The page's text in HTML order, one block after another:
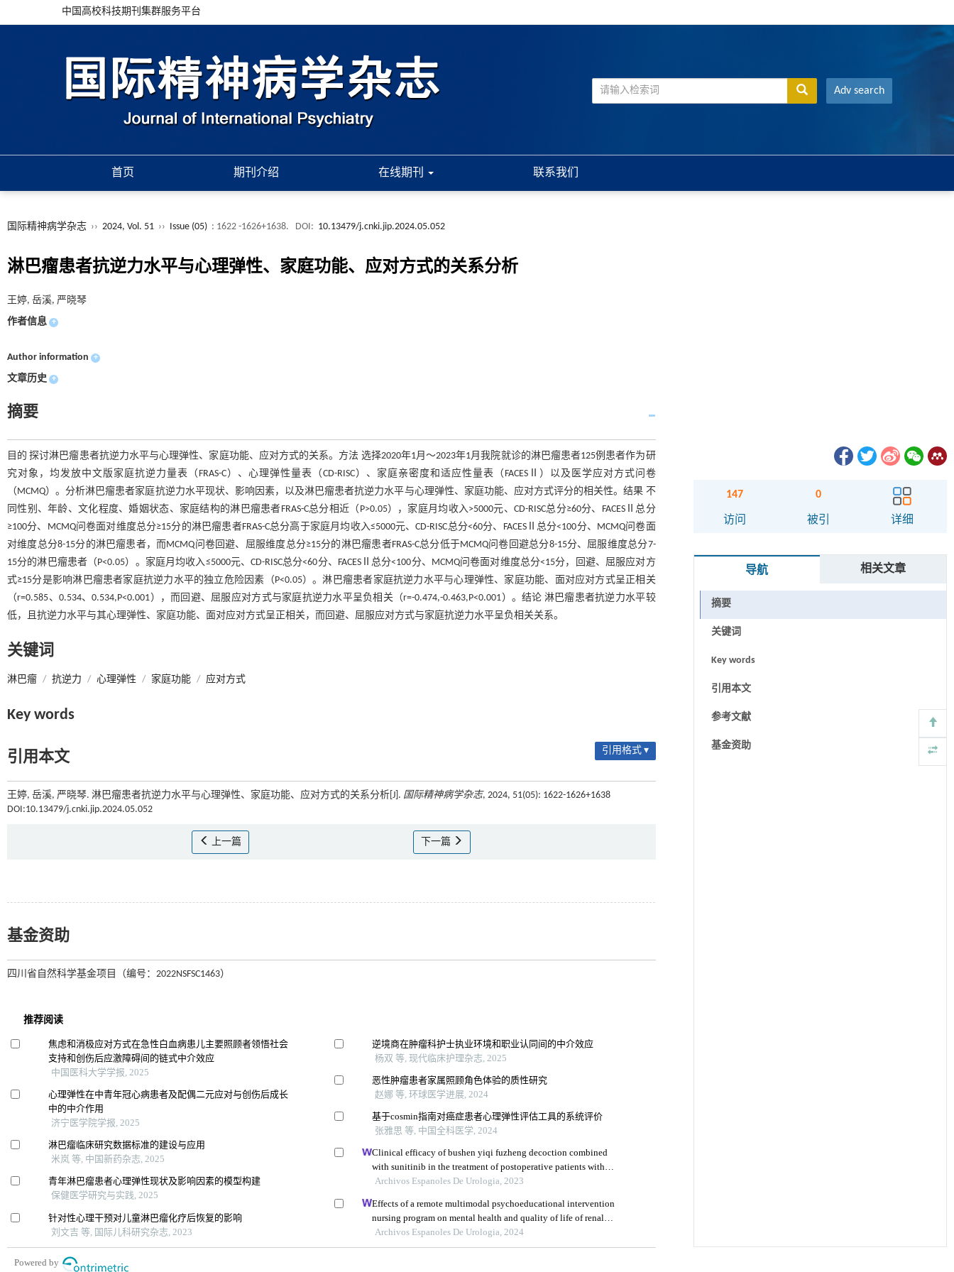
中国高校科技期刊集群服务平台
Adv search
首页 期刊介绍 在线期刊 联系我们
国际精神病学杂志 ›› 2024, Vol. 51 ›› Issue (05) : 1622 -1626+1638. DOI: 10.13479/j.cnki.jip.2024.05.052
淋巴瘤患者抗逆力水平与心理弹性、家庭功能、应对方式的关系分析
王婷, 岳溪, 严晓琴
作者信息 +
Author information +
文章历史 +
摘要
目的 探讨淋巴瘤患者抗逆力水平与心理弹性、家庭功能、应对方式的关系。方法 选择2020年1月～2023年1月我院就诊的淋巴瘤患者125例患者作为研
究对象，均发放中文版家庭抗逆力量表（FRAS-C）、心理弹性量表（CD-RISC）、家庭亲密度和适应性量表（FACESⅡ）以及医学应对方式问卷
（MCMQ）。分析淋巴瘤患者家庭抗逆力水平现状、影响因素，以及淋巴瘤患者抗逆力水平与心理弹性、家庭功能、应对方式评分的相关性。结果 不
同性别、年龄、文化程度、婚姻状态、家庭结构的淋巴瘤患者FRAS-C总分相近（P>0.05），家庭月均收入>5000元、CD-RISC总分≥60分、FACESⅡ总分
≥100分、MCMQ问卷面对维度总分≥15分的淋巴瘤患者FRAS-C总分高于家庭月均收入≤5000元、CD-RISC总分<60分、FACESⅡ总分<100分、MCMQ问卷面
对维度总分8-15分的淋巴瘤患者，而MCMQ问卷回避、屈服维度总分≥15分的淋巴瘤患者FRAS-C总分低于MCMQ问卷回避总分8-15分、屈服维度总分7-
15分的淋巴瘤患者（P<0.05）。家庭月均收入≤5000元、CD-RISC总分<60分、FACESⅡ总分<100分、MCMQ问卷面对维度总分<15分，回避、屈服应对方
式≥15分是影响淋巴瘤患者家庭抗逆力水平的独立危险因素（P<0.05）。淋巴瘤患者家庭抗逆力水平与心理弹性、家庭功能、面对应对方式呈正相关
（r=0.585、0.534、0.534,P<0.001），而回避、屈服应对方式与家庭抗逆力水平呈负相关（r=-0.474,-0.463,P<0.001）。结论 淋巴瘤患者抗逆力水平较
低，且抗逆力水平与其心理弹性、家庭功能、面对应对方式呈正相关，而回避、屈服应对方式与家庭抗逆力水平呈负相关关系。
关键词
淋巴瘤 / 抗逆力 / 心理弹性 / 家庭功能 / 应对方式
Key words
引用本文 引用格式 ▾
王婷, 岳溪, 严晓琴. 淋巴瘤患者抗逆力水平与心理弹性、家庭功能、应对方式的关系分析[J]. 国际精神病学杂志, 2024, 51(05): 1622-1626+1638
DOI:10.13479/j.cnki.jip.2024.05.052
上一篇 下一篇
基金资助
四川省自然科学基金项目（编号：2022NSFSC1463）
147
访问
0
被引 详细
导航 相关文章
摘要
关键词
Key words
引用本文
参考文献
基金资助